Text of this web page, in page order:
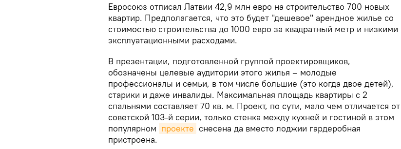
Евросоюз отписал Латвии 42,9 млн евро на строительство 700 новых
квартир. Предполагается, что это будет "дешевое" арендное жилье со
стоимостью строительства до 1000 евро за квадратный метр и низкими
эксплуатационными расходами.
В презентации, подготовленной группой проектировщиков,
обозначены целевые аудитории этого жилья – молодые
профессионалы и семьи, в том числе большие (это когда двое детей),
старики и даже инвалиды. Максимальная площадь квартиры с 2
спальнями составляет 70 кв. м. Проект, по сути, мало чем отличается от
советской 103-й серии, только стенка между кухней и гостиной в этом
популярном проекте снесена да вместо лоджии гардеробная
пристроена.